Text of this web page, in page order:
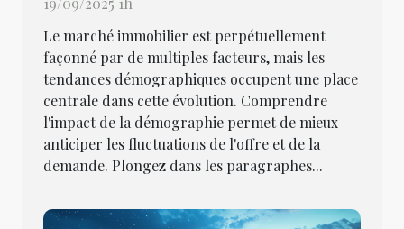
Le marché immobilier est perpétuellement
façonné par de multiples facteurs, mais les
tendances démographiques occupent une place
centrale dans cette évolution. Comprendre
l'impact de la démographie permet de mieux
anticiper les fluctuations de l'offre et de la
demande. Plongez dans les paragraphes...